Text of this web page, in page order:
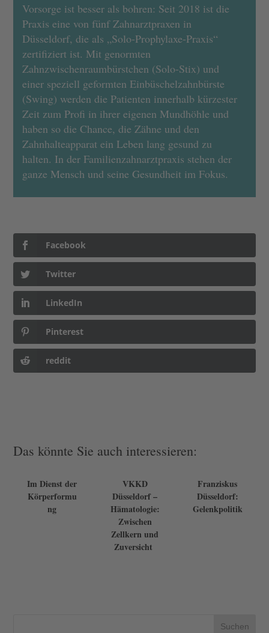
Vorsorge ist besser als bohren: Seit 2018 ist die
Praxis eine von fünf Zahnarztpraxen in
Düsseldorf, die als „Solo-Prophylaxe-Praxis“
zertifiziert ist. Mit genormten
Zahnzwischenraumbürstchen (Solo-Stix) und
einer speziell geformten Einbüschelzahnbürste
(Swing) werden die Patienten innerhalb kürzester
Zeit zum Profi in ihrer eigenen Mundhöhle und
haben so die Chance, die Zähne und den
Zahnhalteapparat ein Leben lang gesund zu
halten. In der Familienzahnarztpraxis stehen der
ganze Mensch und seine Gesundheit im Fokus.
Facebook
Twitter
LinkedIn
Pinterest
reddit
Das könnte Sie auch interessieren:
Im Dienst der
Körperformu
ng
VKKD
Düsseldorf –
Hämatologie:
Zwischen
Zellkern und
Zuversicht
Franziskus
Düsseldorf:
Gelenkpolitik
Suchen